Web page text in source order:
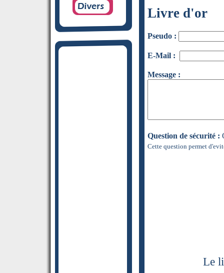
Livre d'or
Pseudo :
E-Mail :
Message :
Question de sécurité :
Cette question permet
Le